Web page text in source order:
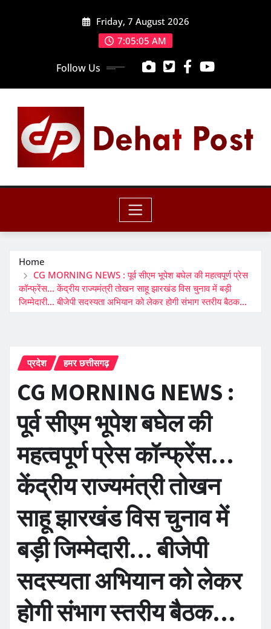
Friday, 7 August 2026
7:05:06 AM
Follow Us
Home
CG MORNING NEWS : पूर्व सीएम भूपेश बघेल की महत्वपूर्ण प्रेस
कॉन्फ्रेंस… केंद्रीय राज्यमंत्री तोखन साहू झारखंड विस चुनाव में बड़ी
जिम्मेदारी… बीजेपी सदस्यता अभियान को लेकर होगी संभाग स्तरीय बैठक…
प्रदेश हमर छत्तीसगढ़
CG MORNING NEWS :
पूर्व सीएम भूपेश बघेल की
महत्वपूर्ण प्रेस कॉन्फ्रेंस…
केंद्रीय राज्यमंत्री तोखन
साहू झारखंड विस चुनाव में
बड़ी जिम्मेदारी… बीजेपी
सदस्यता अभियान को लेकर
होगी संभाग स्तरीय बैठक…